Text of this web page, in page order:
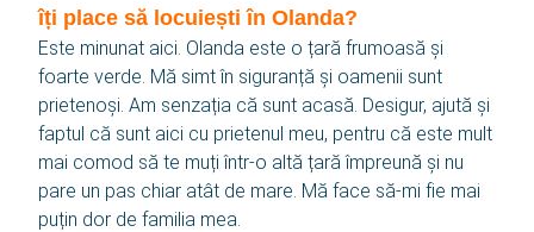
Boogschutterstraat 5, 5015 BX Tilburg, Țările de Jos
T:+31 (0)13 464 89 50 | E:recruitment@sbaflex.com
SBA Flex Recruitment S.R.L.
Splaiul Unirii 4, Bloc B3, Tronson 3 Etaj 2, Birou 2.2,
040031 Sector 4, București
T:+40 (0)31 426 09 93 | E:recrutare@sbaflex.ro
îți place să locuiești în Olanda?
Este minunat aici. Olanda este o țară frumoasă și
foarte verde. Mă simt în siguranță și oamenii sunt
prietenoși. Am senzația că sunt acasă. Desigur, ajută și
faptul că sunt aici cu prietenul meu, pentru că este mult
mai comod să te muți într-o altă țară împreună și nu
pare un pas chiar atât de mare. Mă face să-mi fie mai
puțin dor de familia mea.